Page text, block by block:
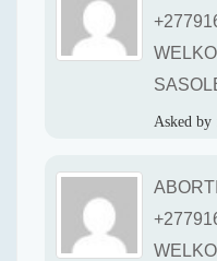
Asked